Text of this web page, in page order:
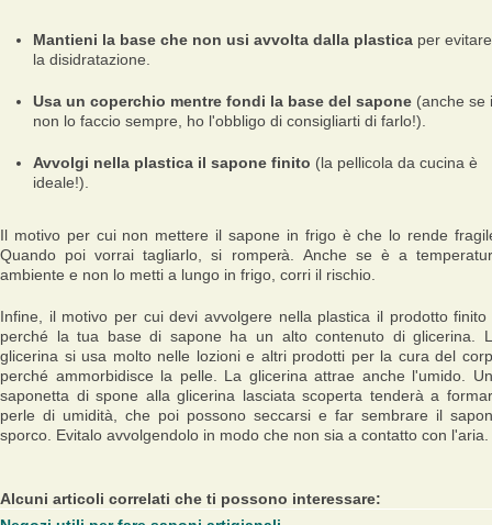
Mantieni la base che non usi avvolta dalla plastica per evitare
la disidratazione.
Usa un coperchio mentre fondi la base del sapone (anche se
non lo faccio sempre, ho l'obbligo di consigliarti di farlo!).
Avvolgi nella plastica il sapone finito (la pellicola da cucina è
ideale!).
Il motivo per cui non mettere il sapone in frigo è che lo rende
Quando poi vorrai tagliarlo, si romperà. Anche se è a
ambiente e non lo metti a lungo in frigo, corri il rischio.
Infine, il motivo per cui devi avvolgere nella plastica il prodotto finito
perché la tua base di sapone ha un alto contenuto di glicerina.
glicerina si usa molto nelle lozioni e altri prodotti per la cura del
perché ammorbidisce la pelle. La glicerina attrae anche l'umido.
saponetta di spone alla glicerina lasciata scoperta tenderà a
perle di umidità, che poi possono seccarsi e far sembrare il
sporco. Evitalo avvolgendolo in modo che non sia a contatto con l'aria.
Alcuni articoli correlati che ti possono interessare: